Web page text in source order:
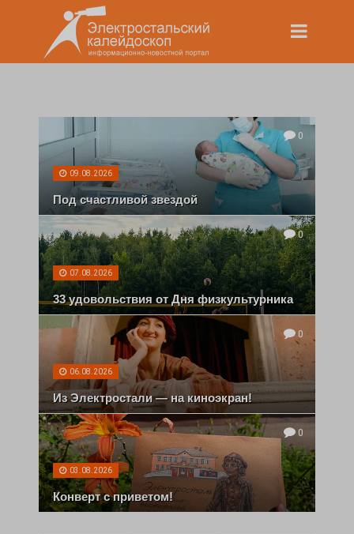
0
09.08.2026
Под счастливой звездой
0
07.08.2026
33 удовольствия от Дня физкультурника
0
06.08.2026
Из Электростали — на киноэкран!
0
03.08.2026
Конверт с приветом!